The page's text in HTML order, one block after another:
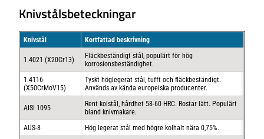
Knivstålsbeteckningar
Knivstål Kortfattad beskrivning
1.4021 (X20Cr13)
Fläckbeständigt stål, populärt för hög
korrosionsbeständighet.
1.4116
(X50CrMoV15)
Tyskt höglegerat stål, tufft och fläckbeständigt.
Används av kända europeiska producenter.
AISI 1095
Rent kolstål, hårdhet 58-60 HRC. Rostar lätt. Populärt
bland knivmakare.
AUS-8
Hög legerat stål med högre kolhalt nära 0,75%.